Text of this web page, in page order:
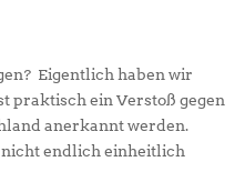
Eigentlich haben wir
praktisch ein Verstoß gegen
anerkannt werden.
nicht endlich einheitlich